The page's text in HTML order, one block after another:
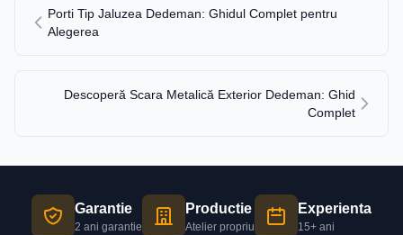
Porti Tip Jaluzea Dedeman: Ghidul Complet pentru
Alegerea
Descoperă Scara Metalică Exterior Dedeman: Ghid
Complet
Garantie
2 ani garantie
Productie
Atelier propriu
Experienta
15+ ani